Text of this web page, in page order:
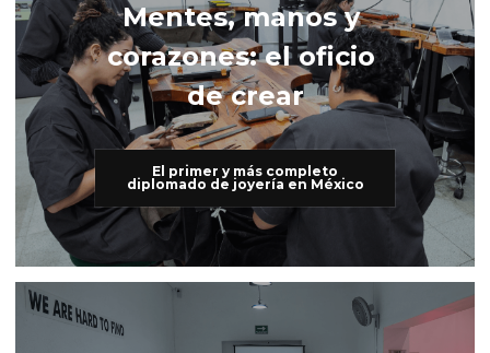
Mentes, manos y
corazones: el oficio
de crear
El primer y más completo
diplomado de joyería en México